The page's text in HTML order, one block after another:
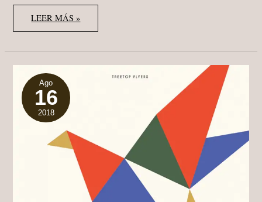
LARRY
MCMURTRY
“THE
PICTURE
(1966)
LIBRO,
“LA
ÚLTIMA
PELÍCULA”
GALLO
NERO
EDICIONES,
LEER MÁS »
Ago
16
2018